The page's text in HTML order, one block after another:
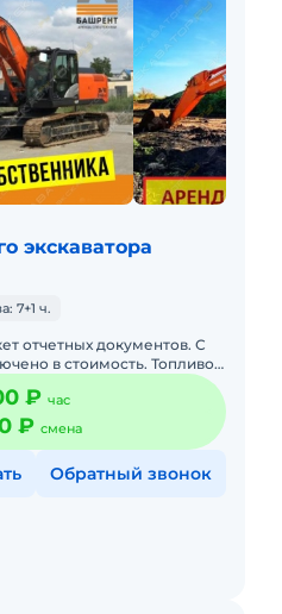
экскаватора
7+1 ч.
отчетных документов. С
в стоимость. Топливо
аренда.
₽ час
₽ смена
Обратный звонок